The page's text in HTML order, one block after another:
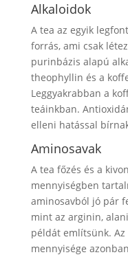
Alkaloidok
A tea az egyik
forrás, ami csak
purinbázis alapú
theophyllin és a
Leggyakrabban a
teáinkban.
elleni hatással
Aminosavak
A tea főzés és a
mennyiségben
aminosavból jó pár
mint az arginin,
példát említsünk. Az
mennyisége